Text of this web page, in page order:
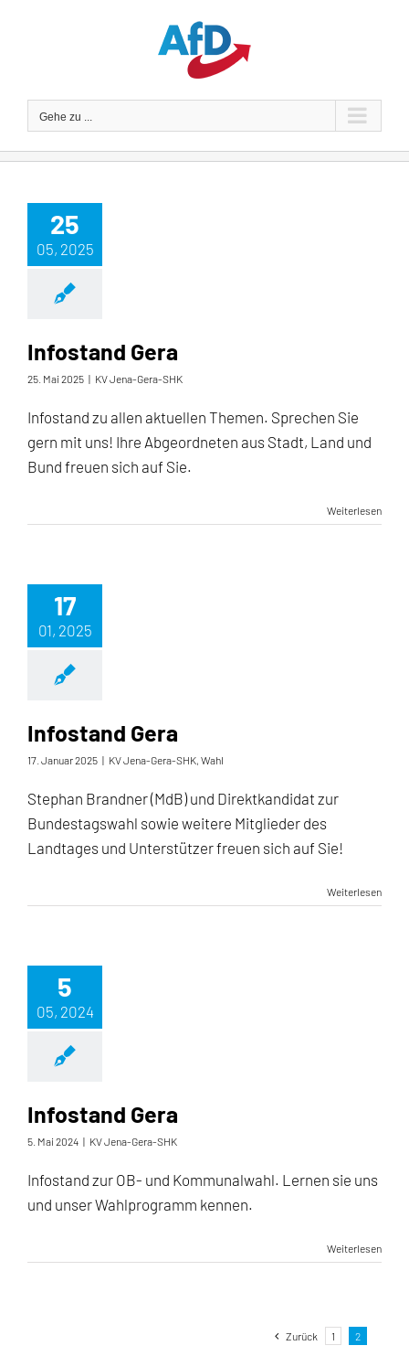
Gehe zu ...
25
05, 2025
Infostand Gera
25. Mai 2025 | KV Jena-Gera-SHK
Infostand zu allen aktuellen Themen. Sprechen Sie
gern mit uns! Ihre Abgeordneten aus Stadt, Land und
Bund freuen sich auf Sie.
Weiterlesen
17
01, 2025
Infostand Gera
17. Januar 2025 | KV Jena-Gera-SHK, Wahl
Stephan Brandner (MdB) und Direktkandidat zur
Bundestagswahl sowie weitere Mitglieder des
Landtages und Unterstützer freuen sich auf Sie!
Weiterlesen
5
05, 2024
Infostand Gera
5. Mai 2024 | KV Jena-Gera-SHK
Infostand zur OB- und Kommunalwahl. Lernen sie uns
und unser Wahlprogramm kennen.
Weiterlesen
Zurück 1 2